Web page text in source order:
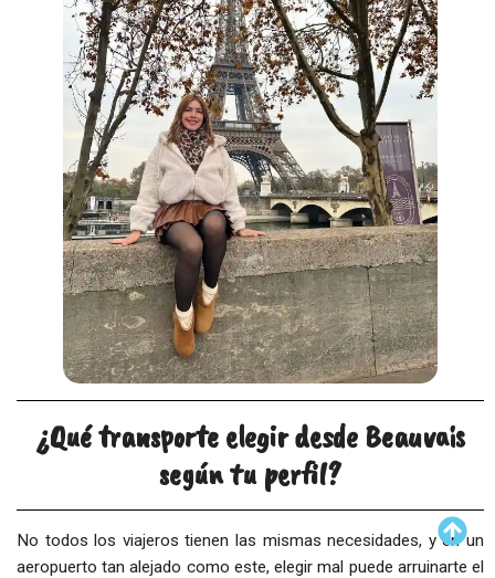
¿Qué transporte elegir desde Beauvais
según tu perfil?
No todos los viajeros tienen las mismas necesidades, y en un
aeropuerto tan alejado como este, elegir mal puede arruinarte el